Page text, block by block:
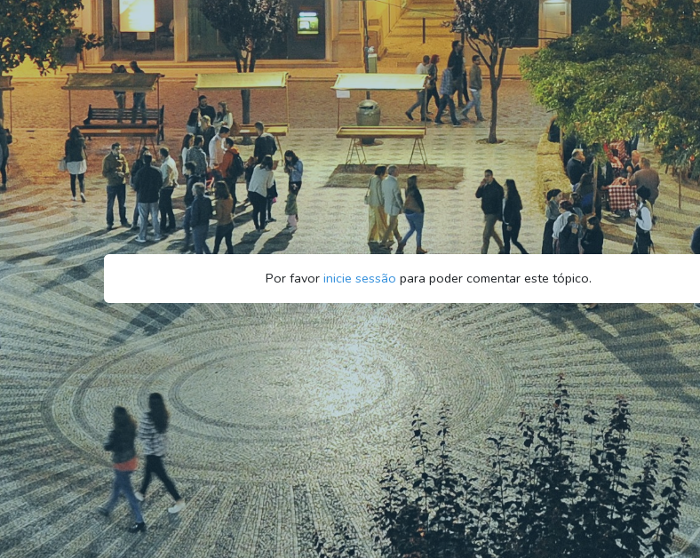
Por favor inicie sessão para poder comentar este tópico.